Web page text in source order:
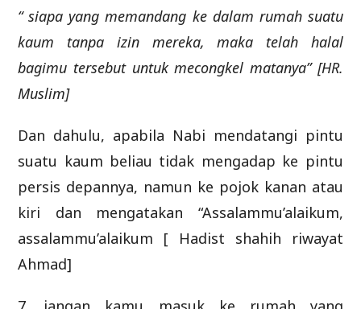
“ siapa yang memandang ke dalam rumah suatu
kaum tanpa izin mereka, maka telah halal
bagimu tersebut untuk mecongkel matanya” [HR.
Muslim]
Dan dahulu, apabila Nabi mendatangi pintu
suatu kaum beliau tidak mengadap ke pintu
persis depannya, namun ke pojok kanan atau
kiri dan mengatakan “Assalammu’alaikum,
assalammu’alaikum [ Hadist shahih riwayat
Ahmad]